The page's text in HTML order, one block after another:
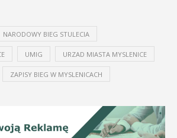
NARODOWY BIEG STULECIA
UMIG URZAD MIASTA MYSLENICE
ZAPISY BIEG W MYSLENICACH